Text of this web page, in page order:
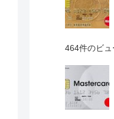
464件のビュ